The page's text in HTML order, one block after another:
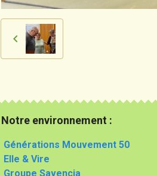
Notre environnement :
Générations Mouvement 50
Elle & Vire
Groupe Savencia